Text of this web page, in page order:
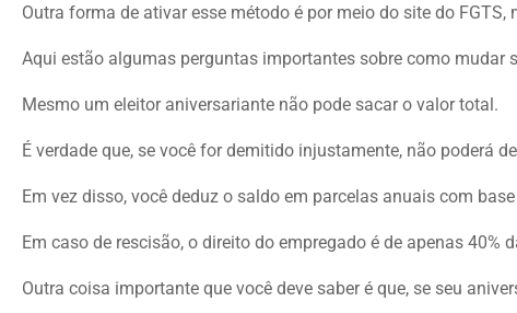
Outra forma de ativar esse método é por meio do site do
Aqui estão algumas perguntas importantes sobre como mudar
Mesmo um eleitor aniversariante não pode sacar o valor total.
É verdade que, se você for demitido injustamente, não poderá
Em vez disso, você deduz o saldo em parcelas anuais com
Em caso de rescisão, o direito do empregado é de apenas
Outra coisa importante que você deve saber é que, se seu